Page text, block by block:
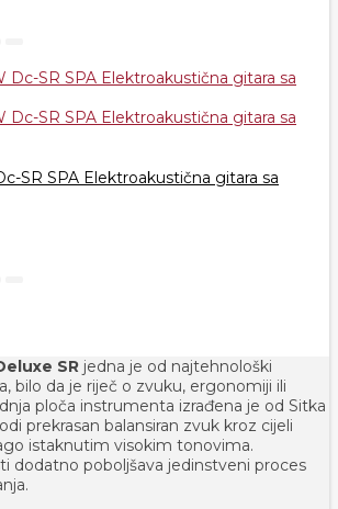
SR SPA Elektroakustična gitara sa
SR jedna je od najtehnološki
bilo da je riječ o zvuku, ergonomiji ili
ploča instrumenta izrađena je od Sitka
prekrasan balansiran zvuk kroz cijeli
istaknutim visokim tonovima.
dodatno poboljšava jedinstveni proces